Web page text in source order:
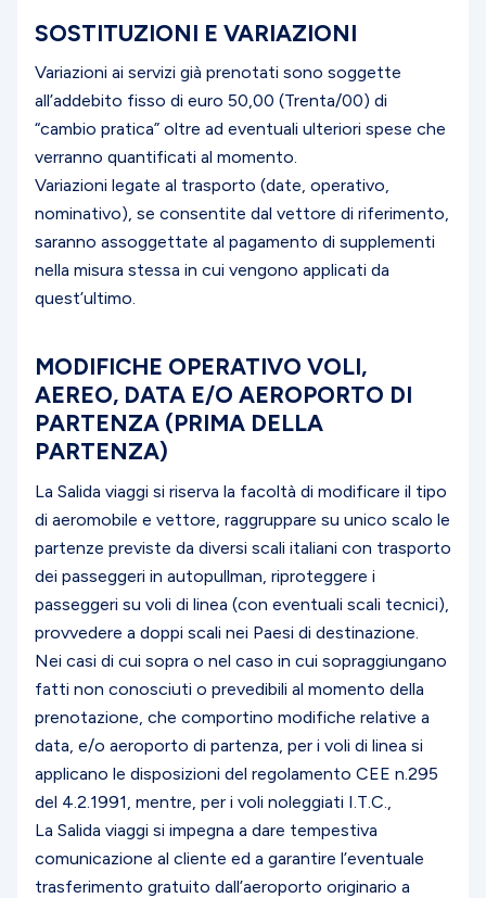
SOSTITUZIONI E VARIAZIONI
Variazioni ai servizi già prenotati sono soggette
all’addebito fisso di euro 50,00 (Trenta/00) di
“cambio pratica” oltre ad eventuali ulteriori spese che
verranno quantificati al momento.
Variazioni legate al trasporto (date, operativo,
nominativo), se consentite dal vettore di riferimento,
saranno assoggettate al pagamento di supplementi
nella misura stessa in cui vengono applicati da
quest’ultimo.
MODIFICHE OPERATIVO VOLI,
AEREO, DATA E/O AEROPORTO DI
PARTENZA (PRIMA DELLA
PARTENZA)
La Salida viaggi si riserva la facoltà di modificare il tipo
di aeromobile e vettore, raggruppare su unico scalo le
partenze previste da diversi scali italiani con trasporto
dei passeggeri in autopullman, riproteggere i
passeggeri su voli di linea (con eventuali scali tecnici),
provvedere a doppi scali nei Paesi di destinazione.
Nei casi di cui sopra o nel caso in cui sopraggiungano
fatti non conosciuti o prevedibili al momento della
prenotazione, che comportino modifiche relative a
data, e/o aeroporto di partenza, per i voli di linea si
applicano le disposizioni del regolamento CEE n.295
del 4.2.1991, mentre, per i voli noleggiati I.T.C.,
La Salida viaggi si impegna a dare tempestiva
comunicazione al cliente ed a garantire l’eventuale
trasferimento gratuito dall’aeroporto originario a